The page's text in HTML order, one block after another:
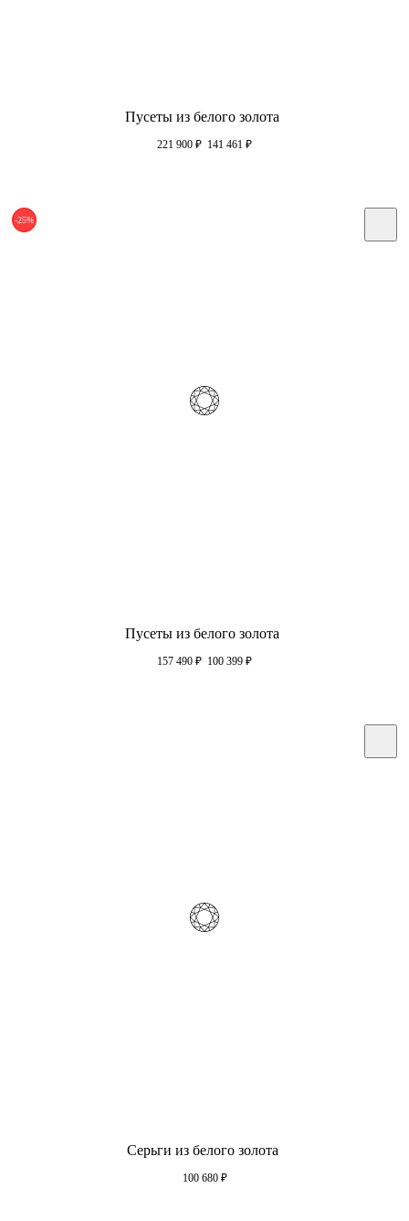
Пусеты из белого золота
221 900 ₽ 141 461 ₽
-25%
Пусеты из белого золота
157 490 ₽ 100 399 ₽
Серьги из белого золота
100 680 ₽